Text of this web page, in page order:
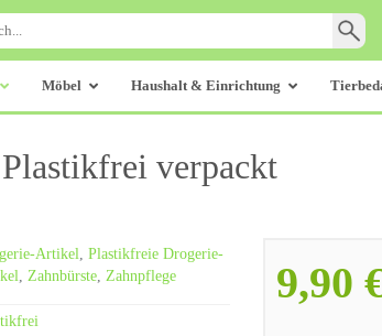
Möbel Haushalt & Einrichtung
verpackt
9,90
Artikel, Plastikfreie Drogerie-
, Zahnbürste, Zahnpflege